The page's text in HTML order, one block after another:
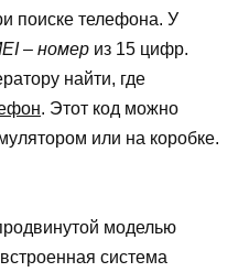
поиске телефона. У
– номер из 15 цифр.
найти, где
. Этот код можно
или на коробке.
моделью
система